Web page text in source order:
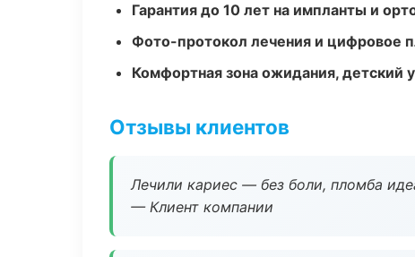
Гарантия до 10 лет на импланты и
Фото-протокол лечения и цифровое
Комфортная зона ожидания, детский
Отзывы клиентов
Лечили кариес — без боли, пломба
— Клиент компании